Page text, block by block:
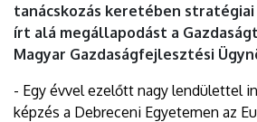
tanácskozás keretében
írt alá megállapodást a
Magyar Gazdaságfejlesztési
- Egy évvel ezelőtt nagy lendülettel
képzés a Debreceni Egyetemen az